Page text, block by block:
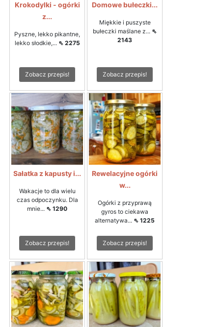
Krokodylki - ogórki
z...
Pyszne, lekko pikantne,
lekko słodkie,... ⇖ 2275
Zobacz przepis!
Domowe bułeczki...
Miękkie i puszyste
bułeczki maślane z... ⇖
2143
Zobacz przepis!
Sałatka z kapusty i...
Wakacje to dla wielu
czas odpoczynku. Dla
mnie... ⇖ 1290
Zobacz przepis!
Rewelacyjne ogórki
w...
Ogórki z przyprawą
gyros to ciekawa
alternatywa... ⇖ 1225
Zobacz przepis!